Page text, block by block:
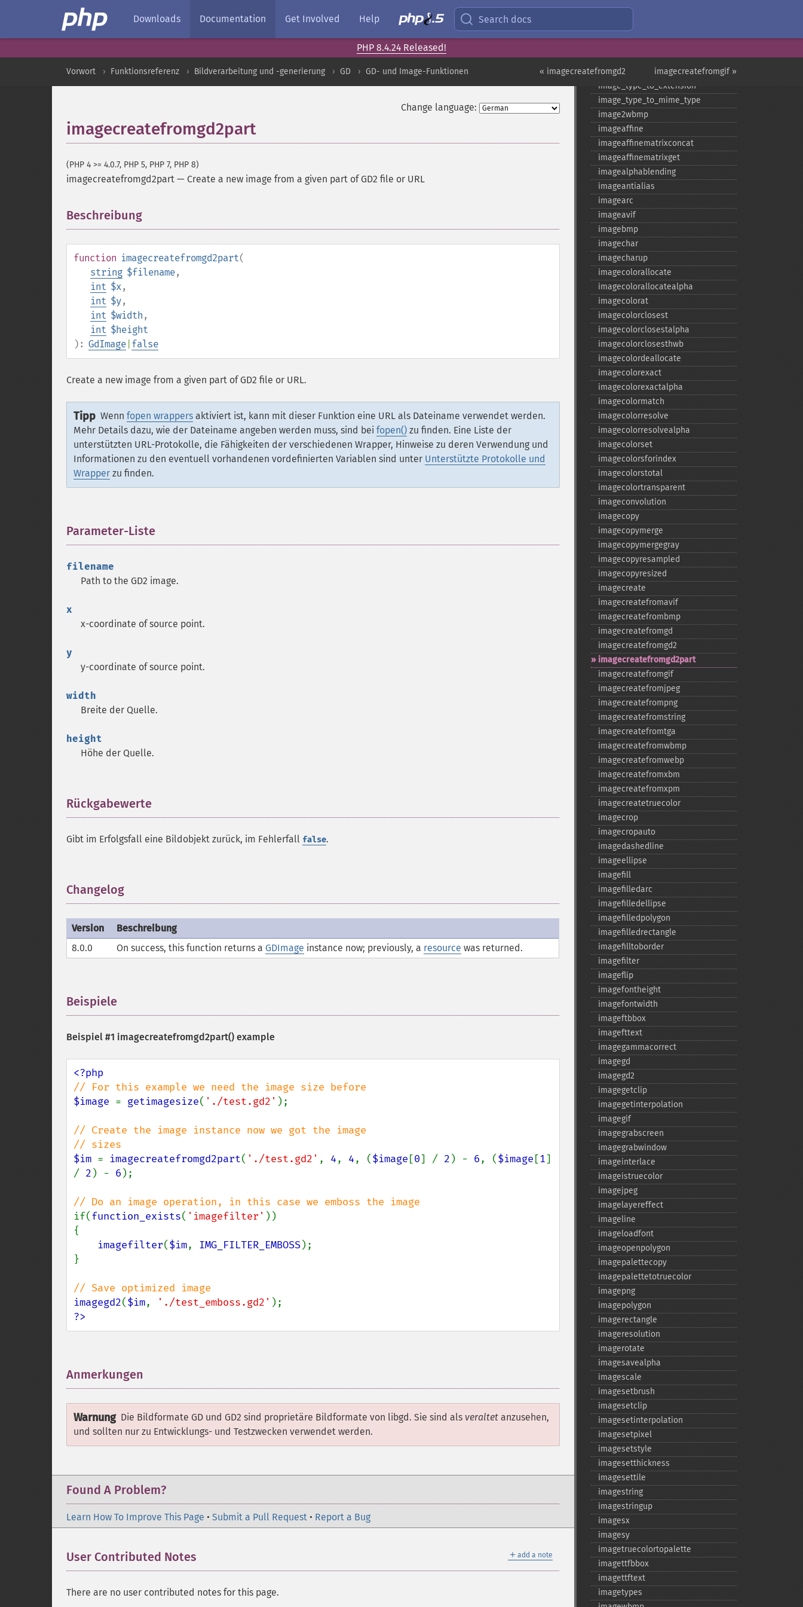
Downloads Documentation Get Involved Help Search docs
PHP 8.4.24 Released!
imagecreatefromgif »
« imagecreatefromgd2
Vorwort Funktionsreferenz Bildverarbeitung und -generierung GD GD- und Image-Funktionen
Change language:
imagecreatefromgd2part
(PHP 4 >= 4.0.7, PHP 5, PHP 7, PHP 8)
imagecreatefromgd2part — Create a new image from a given part of GD2 file or URL
Beschreibung
function imagecreatefromgd2part(
string $filename,
int $x,
int $y,
int $width ,
int $height
): GdImage false
Create a new image from a given part of GD2 file or URL.
Tipp Wenn fopen wrappers aktiviert ist, kann mit dieser Funktion eine URL als Dateiname verwendet werden.
Mehr Details dazu, wie der Dateiname angeben werden muss, sind bei fopen() zu finden. Eine Liste der
unterstützten URL-Protokolle, die Fähigkeiten der verschiedenen Wrapper, Hinweise zu deren Verwendung und
Informationen zu den eventuell vorhandenen vordefinierten Variablen sind unter Unterstützte Protokolle und
Wrapper zu finden.
Parameter-Liste
filename
Path to the GD2 image.
x
x-coordinate of source point.
y
y-coordinate of source point.
width
Breite der Quelle.
height
Höhe der Quelle.
Rückgabewerte
Gibt im Erfolgsfall eine Bildobjekt zurück, im Fehlerfall false.
Changelog
Version
Beschreibung
8.0.0
On success, this function returns a GDImage instance now; previously, a resource was returned.
Beispiele
Beispiel #1 imagecreatefromgd2part() example
$image = getimagesize( './test.gd2' );
// Create the image instance now we got the image
$im = imagecreatefromgd2part( './test.gd2' , 4, 4, ($image [0] / 2 ) - 6, ($image [1]
/ 2 ) - 6 );
if(function_exists( 'imagefilter' ))
{
imagefilter($im, IMG_FILTER_EMBOSS);
}
imagegd2($im, './test_emboss.gd2'
?>
Anmerkungen
Warnung Die Bildformate GD und GD2 sind proprietäre Bildformate von libgd. Sie sind als veraltet anzusehen,
und sollten nur zu Entwicklungs- und Testzwecken verwendet werden.
Found A Problem?
Learn How To Improve This Page • Submit a Pull Request • Report a Bug
＋ add a note
User Contributed Notes
There are no user contributed notes for this page.
getimagesize
getimagesizefromstring
image_​type_​to_​extension
image_​type_​to_​mime_​type
image2wbmp
imageaffine
imageaffinematrixconcat
imageaffinematrixget
imagealphablending
imageantialias
imagearc
imageavif
imagebmp
imagechar
imagecharup
imagecolorallocate
imagecolorallocatealpha
imagecolorat
imagecolorclosest
imagecolorclosestalpha
imagecolorclosesthwb
imagecolordeallocate
imagecolorexact
imagecolorexactalpha
imagecolormatch
imagecolorresolve
imagecolorresolvealpha
imagecolorset
imagecolorsforindex
imagecolorstotal
imagecolortransparent
imageconvolution
imagecopy
imagecopymerge
imagecopymergegray
imagecopyresampled
imagecopyresized
imagecreate
imagecreatefromavif
imagecreatefrombmp
imagecreatefromgd
imagecreatefromgd2
imagecreatefromgd2part
imagecreatefromgif
imagecreatefromjpeg
imagecreatefrompng
imagecreatefromstring
imagecreatefromtga
imagecreatefromwbmp
imagecreatefromwebp
imagecreatefromxbm
imagecreatefromxpm
imagecreatetruecolor
imagecrop
imagecropauto
imagedashedline
imageellipse
imagefill
imagefilledarc
imagefilledellipse
imagefilledpolygon
imagefilledrectangle
imagefilltoborder
imagefilter
imageflip
imagefontheight
imagefontwidth
imageftbbox
imagefttext
imagegammacorrect
imagegd
imagegd2
imagegetclip
imagegetinterpolation
imagegif
imagegrabscreen
imagegrabwindow
imageinterlace
imageistruecolor
imagejpeg
imagelayereffect
imageline
imageloadfont
imageopenpolygon
imagepalettecopy
imagepalettetotruecolor
imagepng
imagepolygon
imagerectangle
imageresolution
imagerotate
imagesavealpha
imagescale
imagesetbrush
imagesetclip
imagesetinterpolation
imagesetpixel
imagesetstyle
imagesetthickness
imagesettile
imagestring
imagestringup
imagesx
imagesy
imagetruecolortopalette
imagettfbbox
imagettftext
imagetypes